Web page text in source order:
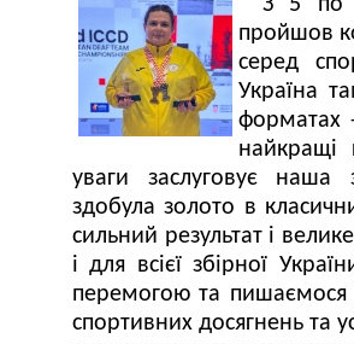
З 5 по
пройшов
серед
Україна
форматах
найкращі
уваги заслуговує
здобула золото в
сильний результат і
і для всієї збірної
перемогою та
спортивних досягнень та